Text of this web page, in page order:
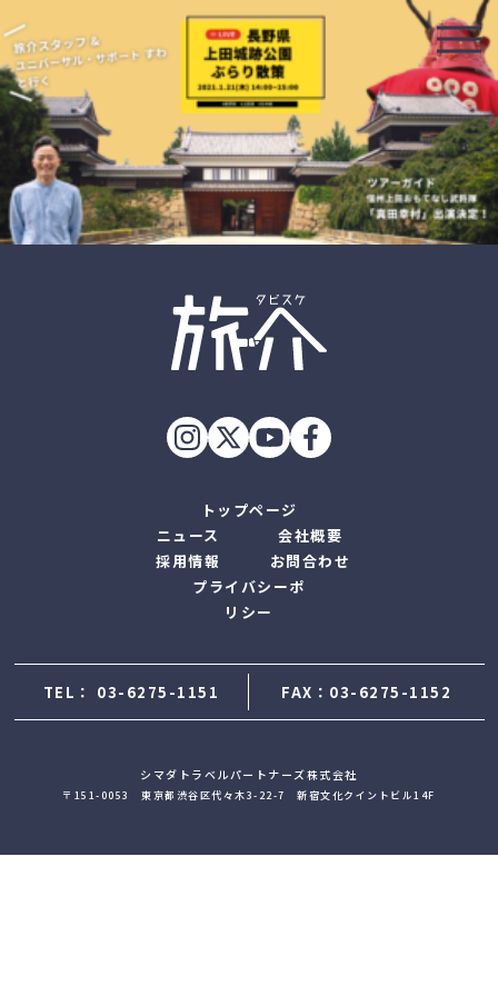
トップページ
ニュース
会社概要
採用情報
お問合わせ
プライバシーポ
リシー
TEL： 03-6275-1151 FAX：03-6275-1152
シマダトラベルパートナーズ株式会社
〒151-0053 東京都渋谷区代々木3-22-7 新宿文化クイントビル14F